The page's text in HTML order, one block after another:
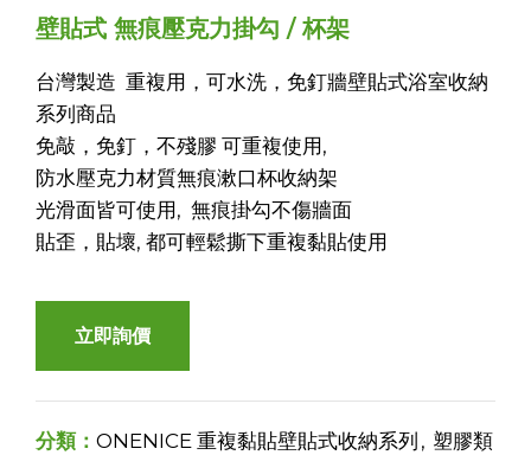
壁貼式 無痕壓克力掛勾 / 杯架
台灣製造 重複用，可水洗，免釘牆壁貼式浴室收納
系列商品
免敲，免釘，不殘膠 可重複使用,
防水壓克力材質無痕漱口杯收納架
光滑面皆可使用, 無痕掛勾不傷牆面
貼歪，貼壞, 都可輕鬆撕下重複黏貼使用
立即詢價
分類： ONENICE 重複黏貼壁貼式收納系列 , 塑膠類